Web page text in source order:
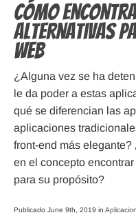
Cómo
alternativas
web
¿Alguna vez se ha
le da poder a estas
qué se diferencian las
aplicaciones
front-end más
en el concepto
para su propósito?
Publicado June 9th, 2019 in